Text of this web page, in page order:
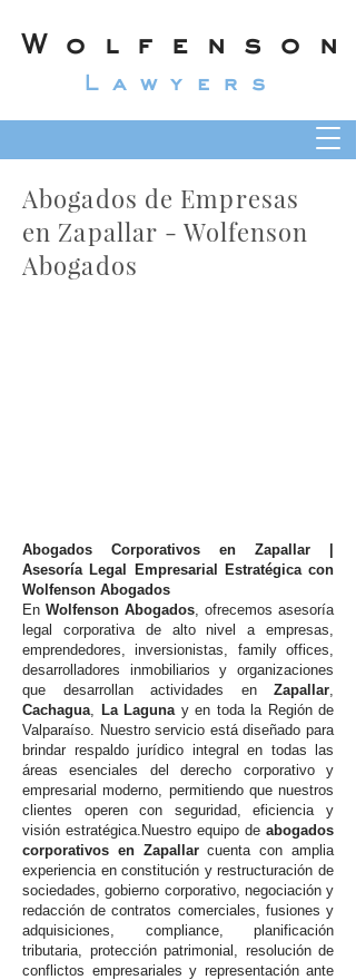
Wolfenson
Lawyers
Abogados de Empresas
en Zapallar - Wolfenson
Abogados
Abogados Corporativos en Zapallar |
Asesoría Legal Empresarial Estratégica con
Wolfenson Abogados
En Wolfenson Abogados, ofrecemos asesoría
legal corporativa de alto nivel a empresas,
emprendedores, inversionistas, family offices,
desarrolladores inmobiliarios y organizaciones
que desarrollan actividades en Zapallar,
Cachagua, La Lagunay en toda la Región de
Valparaíso. Nuestro servicio está diseñado para
brindar respaldo jurídico integral en todas las
áreas esenciales del derecho corporativo y
empresarial moderno, permitiendo que nuestros
clientes operen con seguridad, eficiencia y
visión estratégica.Nuestro equipo de abogados
corporativos en Zapallarcuenta con amplia
experiencia en constitución y restructuración de
sociedades, gobierno corporativo, negociación y
redacción de contratos comerciales, fusiones y
adquisiciones, compliance, planificación
tributaria, protección patrimonial, resolución de
conflictos empresariales y representación ante